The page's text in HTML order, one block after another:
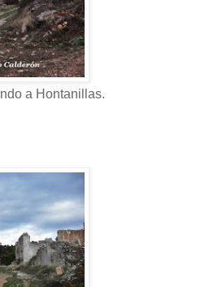
a Hontanillas.